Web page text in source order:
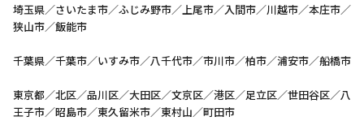
埼玉県／さいたま市／ふじみ野市／上尾市／入間市／川越市／本庄市／
狭山市／飯能市
千葉県／千葉市／いすみ市／八千代市／市川市／柏市／浦安市／船橋市
東京都／北区／品川区／大田区／文京区／港区／足立区／世田谷区／八
王子市／昭島市／東久留米市／東村山／町田市